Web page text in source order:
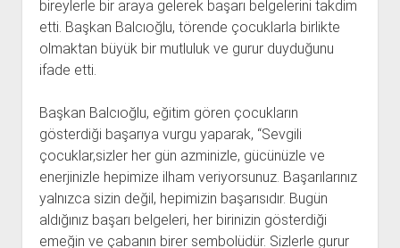
bireylerle bir araya gelerek başarı belgelerini takdim
etti. Başkan Balcıoğlu, törende çocuklarla birlikte
olmaktan büyük bir mutluluk ve gurur duyduğunu
ifade etti.
Başkan Balcıoğlu, eğitim gören çocukların
gösterdiği başarıya vurgu yaparak, “Sevgili
çocuklar,sizler her gün azminizle, gücünüzle ve
enerjinizle hepimize ilham veriyorsunuz. Başarılarınız
yalnızca sizin değil, hepimizin başarısıdır. Bugün
aldığınız başarı belgeleri, her birinizin gösterdiği
emeğin ve çabanın birer sembolüdür. Sizlerle gurur